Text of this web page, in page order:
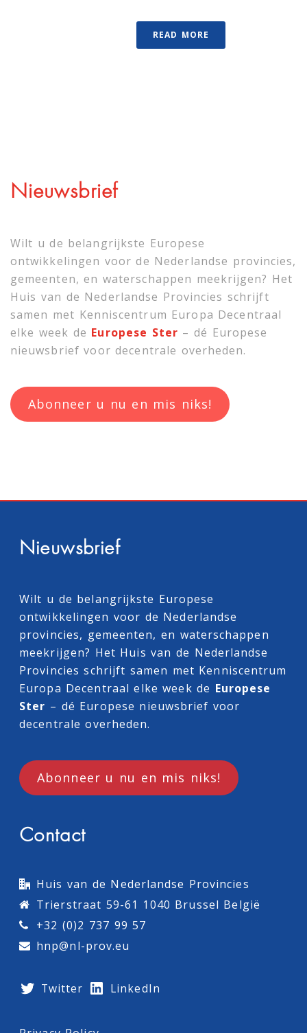
READ MORE
Nieuwsbrief
Wilt u de belangrijkste Europese
ontwikkelingen voor de Nederlandse provincies,
gemeenten, en waterschappen meekrijgen? Het
Huis van de Nederlandse Provincies schrijft
samen met Kenniscentrum Europa Decentraal
elke week de Europese Ster – dé Europese
nieuwsbrief voor decentrale overheden.
Abonneer u nu en mis niks!
Nieuwsbrief
Wilt u de belangrijkste Europese
ontwikkelingen voor de Nederlandse
provincies, gemeenten, en waterschappen
meekrijgen? Het Huis van de Nederlandse
Provincies schrijft samen met Kenniscentrum
Europa Decentraal elke week de Europese
Ster – dé Europese nieuwsbrief voor
decentrale overheden.
Abonneer u nu en mis niks!
Contact
Huis van de Nederlandse Provincies
Trierstraat 59-61 1040 Brussel België
+32 (0)2 737 99 57
hnp@nl-prov.eu
Twitter LinkedIn